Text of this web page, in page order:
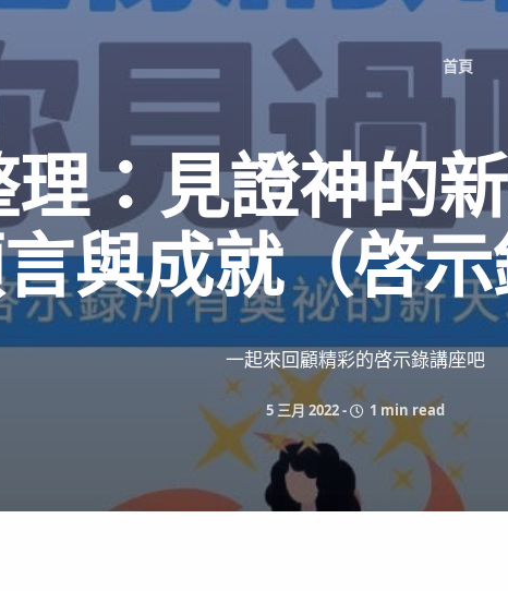
首頁
：見證神的
與成就（啓
一起來回顧精彩的啓示錄講座吧
5 三月 2022- 1 min read